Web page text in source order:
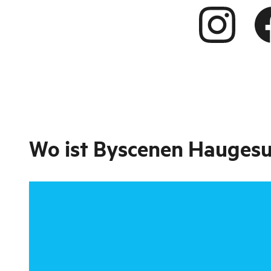
Wo ist Byscenen